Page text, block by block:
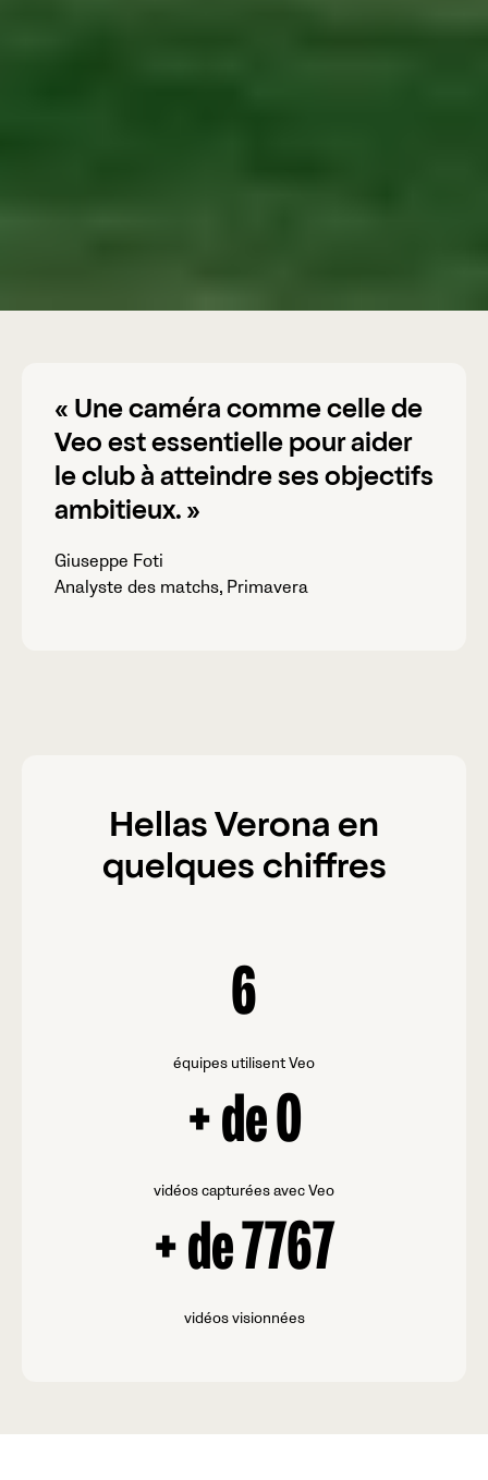
« Une caméra comme celle de
Veo est essentielle pour aider
le club à atteindre ses objectifs
ambitieux. »
Giuseppe Foti
Analyste des matchs, Primavera
Hellas Verona en
quelques chiffres
6
équipes utilisent Veo
+ de0
vidéos capturées avec Veo
+ de7767
vidéos visionnées